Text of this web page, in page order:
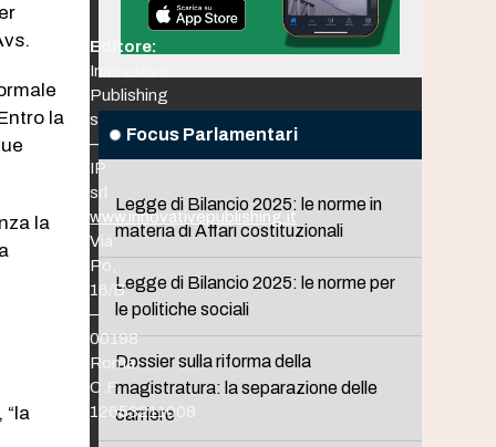
la
la
“la
Focus Parlamentari
Legge di Bilancio 2025: le norme in
materia di Affari costituzionali
Legge di Bilancio 2025: le norme per
le politiche sociali
Dossier sulla riforma della
magistratura: la separazione delle
carriere
Editore:
Innovative
Publishing
srl
–
IP
srl
www.innovativepublishing.it
Via
Po,
16/B
–
00198
Roma
C.F.
12653211008